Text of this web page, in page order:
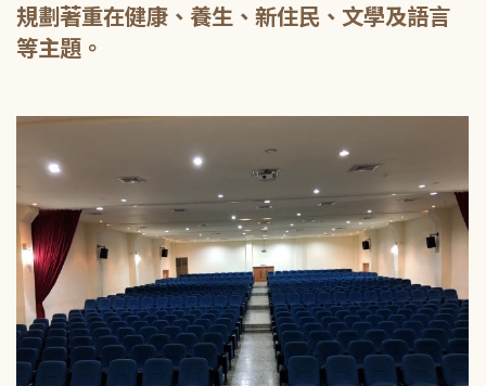
規劃著重在健康、養生、新住民、文學及語言
等主題。